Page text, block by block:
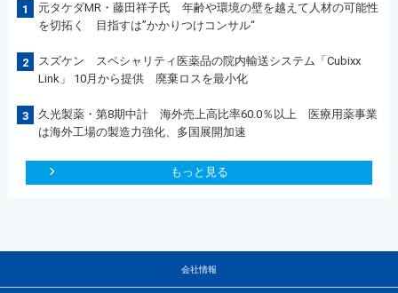
1
元タケダMR・藤田祥子氏 年齢や環境の壁を越えて人材の可能性
を切拓く 目指すは”かかりつけコンサル“
2
スズケン スペシャリティ医薬品の院内輸送システム「Cubixx
Link」 10月から提供 廃棄ロスを最小化
3
久光製薬・第8期中計 海外売上高比率60.0％以上 医療用薬事業
は海外工場の製造力強化、多国展開加速
もっと見る
会社情報